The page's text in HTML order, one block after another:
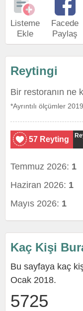
Listeme
Ekle
Facede
Paylaş
Reytingi
Bir restoranın ne
*Ayrıntılı ölçümler
57 Reyting
Temmuz 2026: 1
Haziran 2026: 1
Mayıs 2026: 1
Kaç Kişi
Bu sayfaya kaç
Ocak 2018.
5725